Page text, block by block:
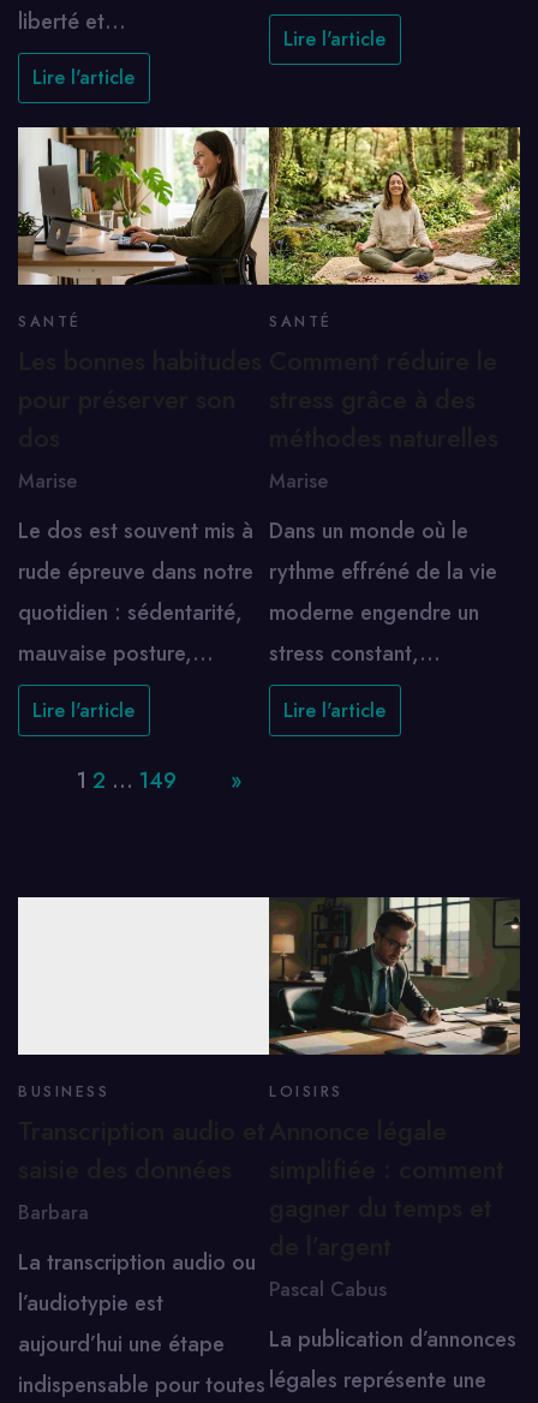
liberté et…
Lire l'article
Lire l'article
SANTÉ
Marise
Le dos est souvent mis à
rude épreuve dans notre
quotidien : sédentarité,
mauvaise posture,…
Lire l'article
SANTÉ
Marise
Dans un monde où le
rythme effréné de la vie
moderne engendre un
stress constant,…
Lire l'article
1 2 … 149 »
BUSINESS
Barbara
La transcription audio ou
l’audiotypie est
aujourd’hui une étape
indispensable pour toutes
LOISIRS
Pascal Cabus
La publication d’annonces
légales représente une